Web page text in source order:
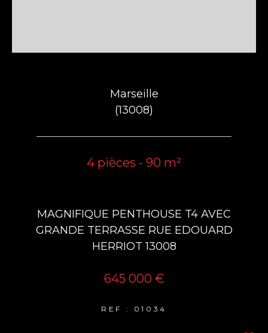
Marseille
(13008)
4 pièces - 90 m²
MAGNIFIQUE PENTHOUSE T4 AVEC
GRANDE TERRASSE RUE EDOUARD
HERRIOT 13008
645 000 €
REF : 01034